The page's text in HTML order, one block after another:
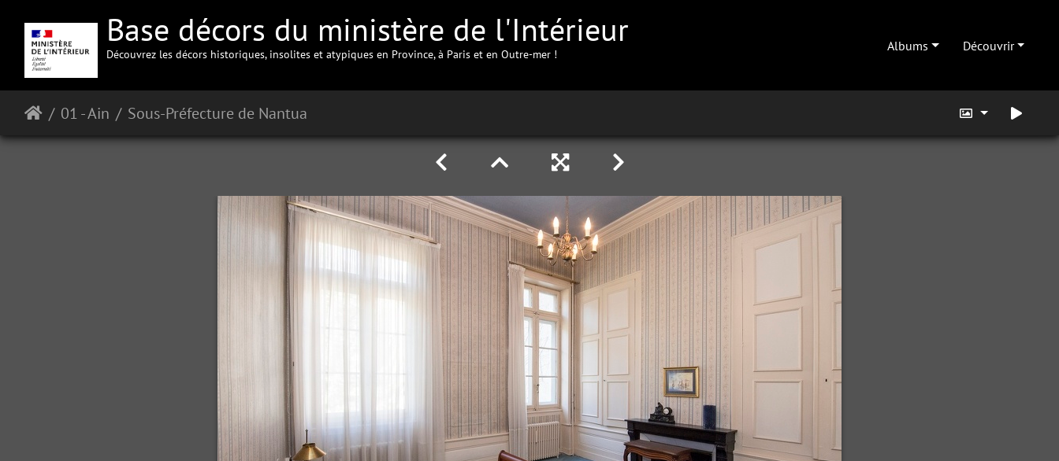
Base décors du ministère de l'Intérieur
Découvrez les décors historiques, insolites et atypiques en Province, à Paris et en Outre-mer !
Albums Découvrir
01 - Ain Sous-Préfecture de Nantua